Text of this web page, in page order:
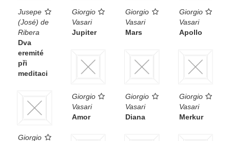
Jusepe
(José) de
Ribera
Dva
eremité
při
meditaci
Giorgio
Vasari
Jupiter
Giorgio
Vasari
Mars
Giorgio
Vasari
Apollo
Giorgio
Vasari
Amor
Giorgio
Vasari
Diana
Giorgio
Vasari
Merkur
Giorgio